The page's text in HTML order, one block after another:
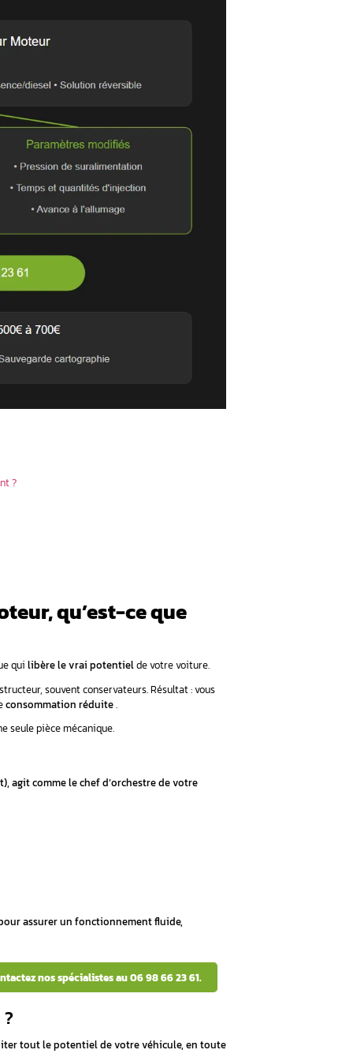
la
ce que c’est exactement ?
reprogrammation ?
dans la pratique ?
?
?
: comment choisir ?
moteur, qu’est-